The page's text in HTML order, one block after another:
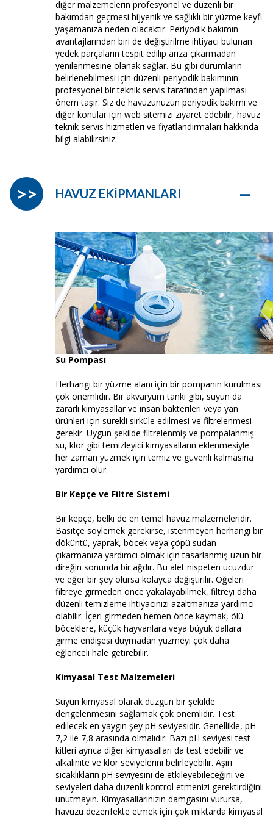
diğer malzemelerin profesyonel ve düzenli bir
bakımdan geçmesi hijyenik ve sağlıklı bir yüzme keyfi
yaşamanıza neden olacaktır. Periyodik bakımın
avantajlarından biri de değiştirilme ihtiyacı bulunan
yedek parçaların tespit edilip arıza çıkarmadan
yenilenmesine olanak sağlar. Bu gibi durumların
belirlenebilmesi için düzenli periyodik bakımının
profesyonel bir teknik servis tarafından yapılması
önem taşır. Siz de havuzunuzun periyodik bakımı ve
diğer konular için web sitemizi ziyaret edebilir, havuz
teknik servis hizmetleri ve fiyatlandırmaları hakkında
bilgi alabilirsiniz.
HAVUZ EKİPMANLARI –
>>
Su Pompası
Herhangi bir yüzme alanı için bir pompanın kurulması
çok önemlidir. Bir akvaryum tankı gibi, suyun da
zararlı kimyasallar ve insan bakterileri veya yan
ürünleri için sürekli sirküle edilmesi ve filtrelenmesi
gerekir. Uygun şekilde filtrelenmiş ve pompalanmış
su, klor gibi temizleyici kimyasalların eklenmesiyle
her zaman yüzmek için temiz ve güvenli kalmasına
yardımcı olur.
Bir Kepçe ve Filtre Sistemi
Bir kepçe, belki de en temel havuz malzemeleridir.
Basitçe söylemek gerekirse, istenmeyen herhangi bir
döküntü, yaprak, böcek veya çöpü sudan
çıkarmanıza yardımcı olmak için tasarlanmış uzun bir
direğin sonunda bir ağdır. Bu alet nispeten ucuzdur
ve eğer bir şey olursa kolayca değiştirilir. Öğeleri
filtreye girmeden önce yakalayabilmek, filtreyi daha
düzenli temizleme ihtiyacınızı azaltmanıza yardımcı
olabilir. İçeri girmeden hemen önce kaymak, ölü
böceklere, küçük hayvanlara veya büyük dallara
girme endişesi duymadan yüzmeyi çok daha
eğlenceli hale getirebilir.
Kimyasal Test Malzemeleri
Suyun kimyasal olarak düzgün bir şekilde
dengelenmesini sağlamak çok önemlidir. Test
edilecek en yaygın şey pH seviyesidir. Genellikle, pH
7,2 ile 7,8 arasında olmalıdır. Bazı pH seviyesi test
kitleri ayrıca diğer kimyasalları da test edebilir ve
alkalinite ve klor seviyelerini belirleyebilir. Aşırı
sıcaklıkların pH seviyesini de etkileyebileceğini ve
seviyeleri daha düzenli kontrol etmenizi gerektirdiğini
unutmayın. Kimyasallarınızın damgasını vurursa,
havuzu dezenfekte etmek için çok miktarda kimyasal